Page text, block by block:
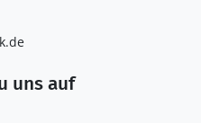
uns auf